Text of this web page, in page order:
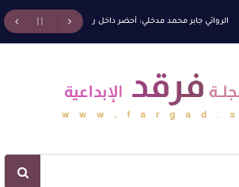
الروائي جابر محمد مدخلي: أحضر داخل رواياتي بحذر، والثقافة قوتنا